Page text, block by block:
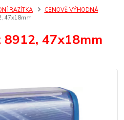
RAZÍTKA
CENOVĚ VÝHODNÁ
47x18mm
47x18mm